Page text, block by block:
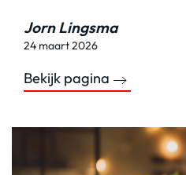
Jorn Lingsma
24 maart 2026
Bekijk pagina